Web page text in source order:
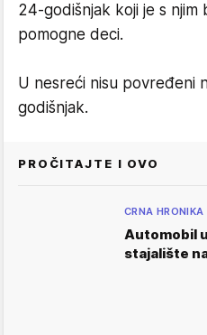
24-godišnjak koji je s njim
pomogne deci.
U nesreći nisu povređeni
godišnjak.
PROČITAJTE I OVO
CRNA HRONIKA
Automobil
stajalište